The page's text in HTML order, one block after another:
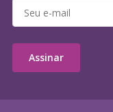
Assinar